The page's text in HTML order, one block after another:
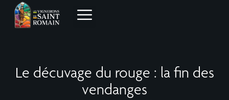
Le décuvage du rouge : la fin des
vendanges